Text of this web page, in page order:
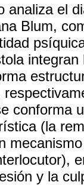
analiza el
Blum,
conforma
(la
y la